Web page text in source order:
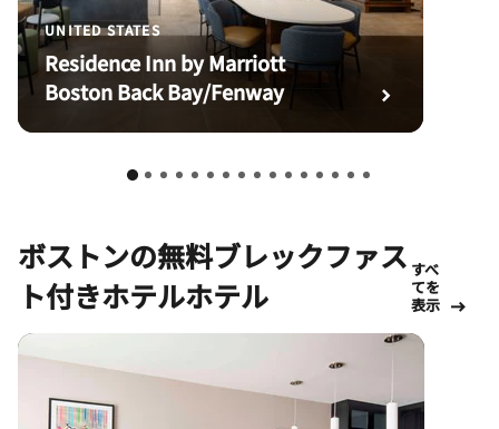
UNITED STATES
Residence Inn by Marriott
Boston Back Bay/Fenway
ボストンの無料ブレックファス
ト付きホテルホテル
すべ
てを
表示